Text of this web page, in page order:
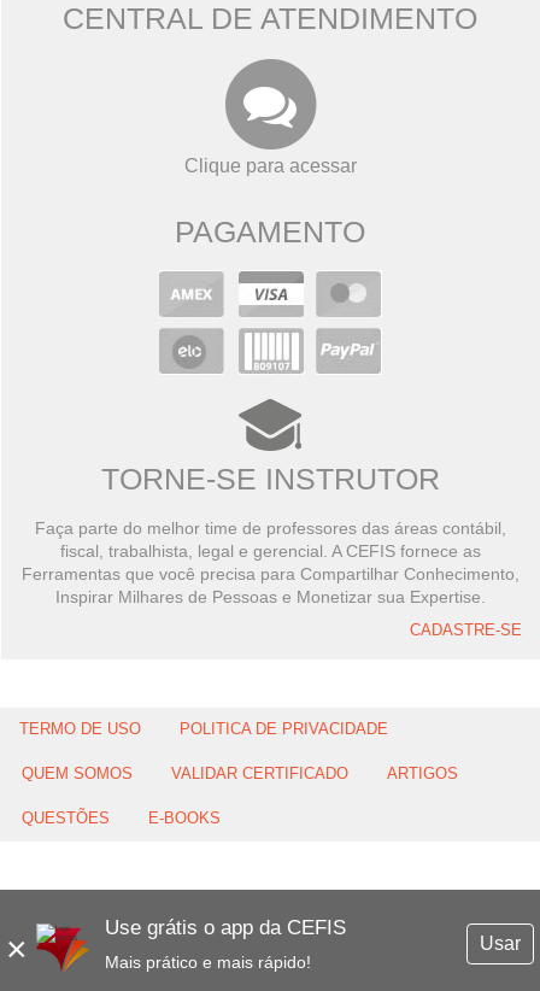
×
Use grátis o app da CEFIS
Mais prático e mais rápido!
Usar
CENTRAL DE ATENDIMENTO
Clique para acessar
PAGAMENTO
TORNE-SE INSTRUTOR
Faça parte do melhor time de professores das áreas contábil,
fiscal, trabalhista, legal e gerencial. A CEFIS fornece as
Ferramentas que você precisa para Compartilhar Conhecimento,
Inspirar Milhares de Pessoas e Monetizar sua Expertise.
CADASTRE-SE
TERMO DE USO POLITICA DE PRIVACIDADE
QUEM SOMOS VALIDAR CERTIFICADO ARTIGOS
QUESTÕES E-BOOKS